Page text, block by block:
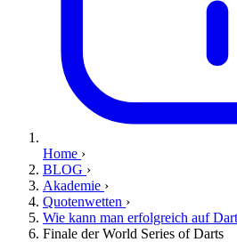
Home ›
BLOG ›
Akademie ›
Quotenwetten ›
Wie kann man erfolgreich auf
Finale der World Series of Darts